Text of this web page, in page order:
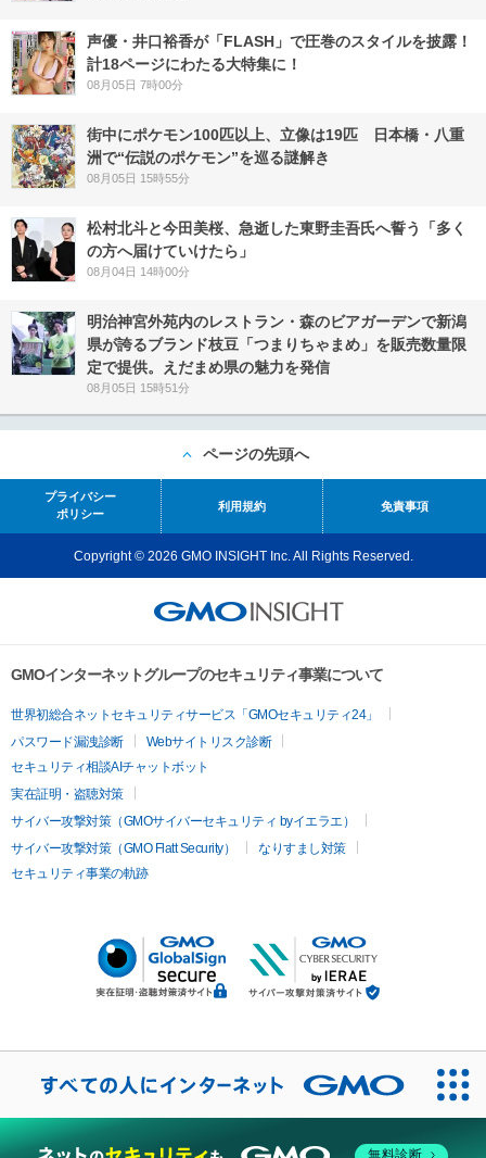
声優・井口裕香が「FLASH」で圧巻のスタイルを披露！
計18ページにわたる大特集に！
08月05日 7時00分
街中にポケモン100匹以上、立像は19匹 日本橋・八重
洲で“伝説のポケモン”を巡る謎解き
08月05日 15時55分
松村北斗と今田美桜、急逝した東野圭吾氏へ誓う「多く
の方へ届けていけたら」
08月04日 14時00分
明治神宮外苑内のレストラン・森のビアガーデンで新潟
県が誇るブランド枝豆「つまりちゃまめ」を販売数量限
定で提供。えだまめ県の魅力を発信
08月05日 15時51分
ページの先頭へ
プライバシー
ポリシー
利用規約 免責事項
Copyright © 2026 GMO INSIGHT Inc. All Rights Reserved.
GMOインターネットグループのセキュリティ事業について
世界初総合ネットセキュリティサービス「GMOセキュリティ24」
パスワード漏洩診断
Webサイトリスク診断
セキュリティ相談AIチャットボット
実在証明・盗聴対策
サイバー攻撃対策（GMOサイバーセキュリティ byイエラエ）
サイバー攻撃対策（GMO Flatt Security）
なりすまし対策
セキュリティ事業の軌跡